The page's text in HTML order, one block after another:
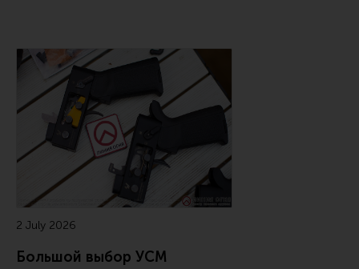
2 July 2026
Большой выбор УСМ